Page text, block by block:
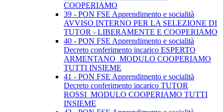
COOPERIAMO
39 - PON FSE Apprendimento e socialità
AVVISO INTERNO PER LA SELEZIONE DI
TUTOR - LIBERAMENTE E COOPERIAMO
40 - PON FSE Apprendimento e socialità
Decreto conferimento incarico ESPERTO
ARMENTANO_MODULO COOPERIAMO
TUTTI INSIEME
41 - PON FSE Apprendimento e socialità
Decreto conferimento incarico TUTOR
ROSSI_MODULO COOPERIAMO TUTTI
INSIEME